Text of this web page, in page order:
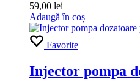
59,00 lei
Adaugă în coș
Favorite
Injector pompa